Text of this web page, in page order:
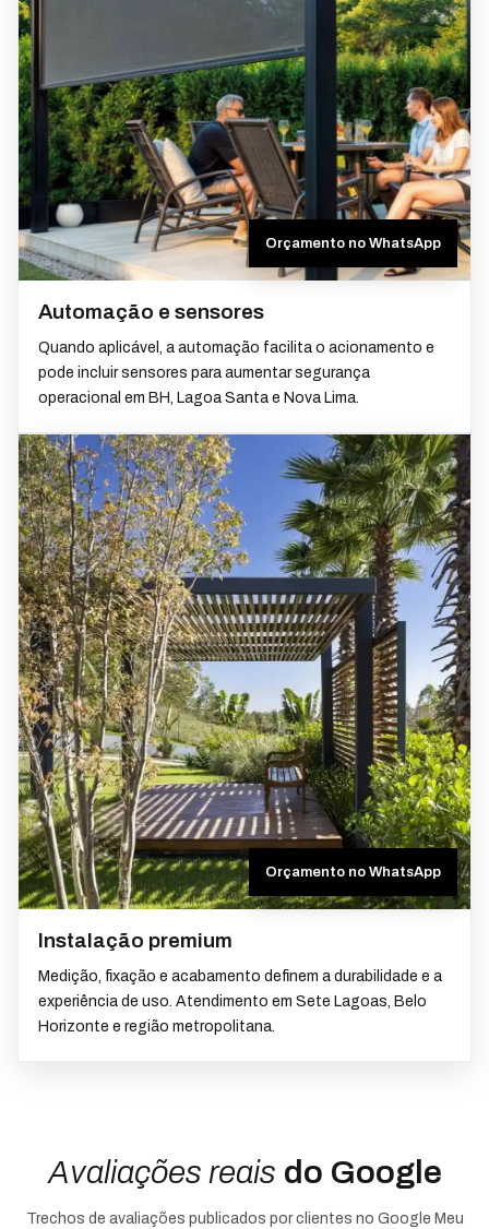
Automação e sensores
Quando aplicável, a automação facilita o acionamento e
pode incluir sensores para aumentar segurança
operacional em BH, Lagoa Santa e Nova Lima.
Orçamento no WhatsApp
Instalação premium
Medição, fixação e acabamento definem a durabilidade e a
experiência de uso. Atendimento em Sete Lagoas, Belo
Horizonte e região metropolitana.
Orçamento no WhatsApp
Avaliações reais do Google
Trechos de avaliações publicados por clientes no Google Meu